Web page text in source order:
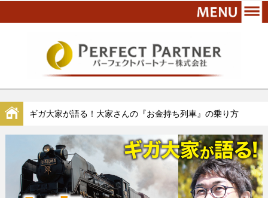
ギガ大家が語る！大家さんの『お金持ち列車』の乗り方